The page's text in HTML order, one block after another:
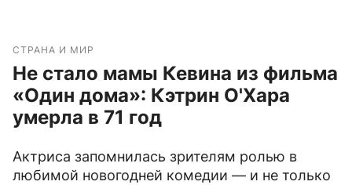
СТРАНА И МИР
Не стало мамы Кевина из фильма
«Один дома»: Кэтрин О'Хара
умерла в 71 год
Актриса запомнилась зрителям ролью в
любимой новогодней комедии — и не только